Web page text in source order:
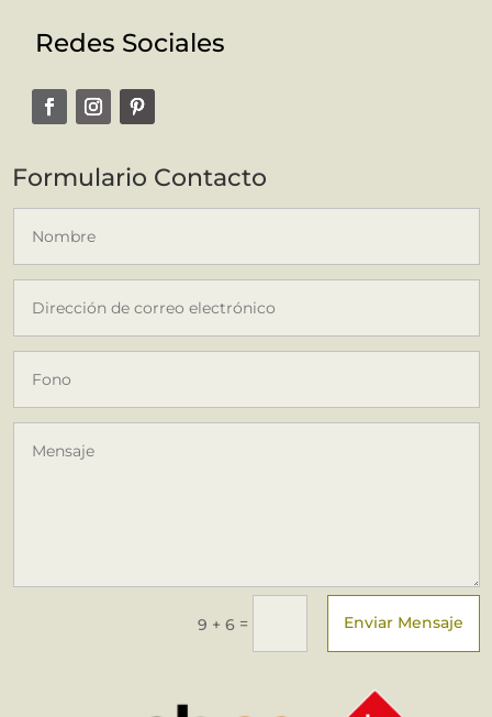
Redes Sociales
Formulario Contacto
9 + 6= Enviar Mensaje